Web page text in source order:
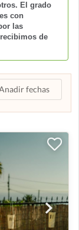
El grado
con
las
de
fechas